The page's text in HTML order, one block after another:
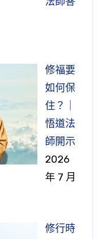
修福要
如何保
住？｜
悟道法
師開示
2026
年 7 月
修行時